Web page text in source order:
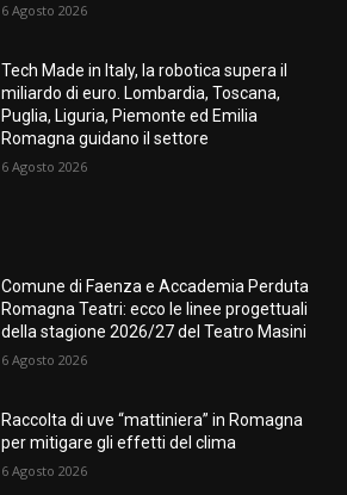
6 Agosto 2026
Tech Made in Italy, la robotica supera il
miliardo di euro. Lombardia, Toscana,
Puglia, Liguria, Piemonte ed Emilia
Romagna guidano il settore
6 Agosto 2026
Comune di Faenza e Accademia Perduta
Romagna Teatri: ecco le linee progettuali
della stagione 2026/27 del Teatro Masini
6 Agosto 2026
Raccolta di uve “mattiniera” in Romagna
per mitigare gli effetti del clima
6 Agosto 2026